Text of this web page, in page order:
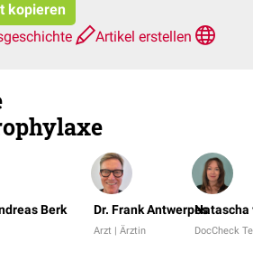
kopieren
Artikel erstellen
Berk Dr. Frank Antwerpes
Arzt | Ärztin
Natascha
DocCheck